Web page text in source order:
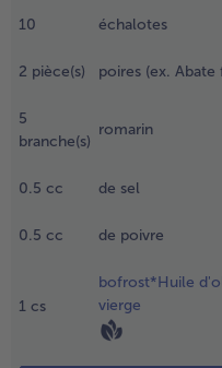
10 échalotes
2 pièce(s) poires (ex.
5
branche(s)
romarin
0.5 cc de sel
0.5 cc de poivre
1 cs
bofrost*Huile
vierge
et
le
la
citron et